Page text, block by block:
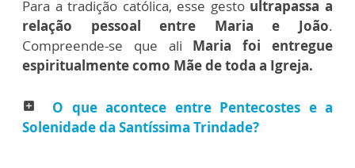
Para a tradição católica, esse gesto ultrapassa a
relação pessoal entre Maria e João.
Compreende-se que ali Maria foi entregue
espiritualmente como Mãe de toda a Igreja.
add_box
O que acontece entre Pentecostes e a
Solenidade da Santíssima Trindade?